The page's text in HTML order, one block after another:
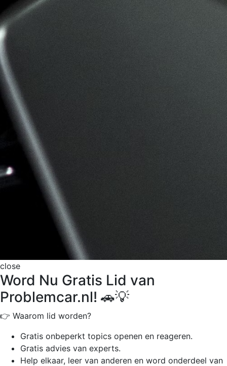
close
Word Nu Gratis Lid van
Problemcar.nl! 🚗💡
👉 Waarom lid worden?
Gratis onbeperkt topics openen en reageren.
Gratis advies van experts.
Help elkaar, leer van anderen en word onderdeel van